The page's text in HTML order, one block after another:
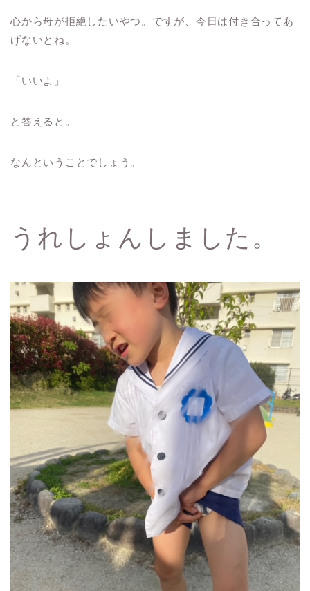
心から母が拒絶したいやつ。ですが、今日は付き合ってあ
げないとね。
「いいよ」
と答えると。
なんということでしょう。
うれしょんしました。